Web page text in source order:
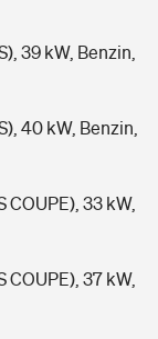
39 kW, Benzin,
40 kW, Benzin,
COUPE), 33 kW,
COUPE), 37 kW,